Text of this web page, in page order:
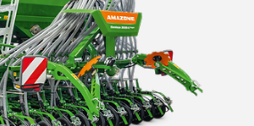
à vide est intégré en
pour indiquer lorsque la